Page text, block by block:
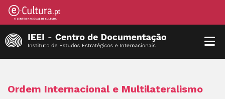
Ordem Internacional e Multilateralismo